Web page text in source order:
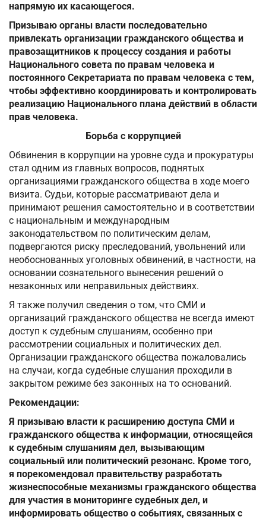
напрямую их касающегося.
Призываю органы власти последовательно
привлекать организации гражданского общества и
правозащитников к процессу создания и работы
Национального совета по правам человека и
постоянного Секретариата по правам человека с тем,
чтобы эффективно координировать и контролировать
реализацию Национального плана действий в области
прав человека.
Борьба с коррупцией
Обвинения в коррупции на уровне суда и прокуратуры
стал одним из главных вопросов, поднятых
организациями гражданского общества в ходе моего
визита. Судьи, которые рассматривают дела и
принимают решения самостоятельно и в соответствии
с национальным и международным
законодательством по политическим делам,
подвергаются риску преследований, увольнений или
необоснованных уголовных обвинений, в частности, на
основании сознательного вынесения решений о
незаконных или неправильных действиях.
Я также получил сведения о том, что СМИ и
организаций гражданского общества не всегда имеют
доступ к судебным слушаниям, особенно при
рассмотрении социальных и политических дел.
Организации гражданского общества пожаловались
на случаи, когда судебные слушания проходили в
закрытом режиме без законных на то оснований.
Рекомендации:
Я призываю власти к расширению доступа СМИ и
гражданского общества к информации, относящейся
к судебным слушаниям дел, вызывающим
социальный или политический резонанс. Кроме того,
я порекомендовал правительству разработать
жизнеспособные механизмы гражданского общества
для участия в мониторинге судебных дел, и
информировать общество о событиях, связанных с